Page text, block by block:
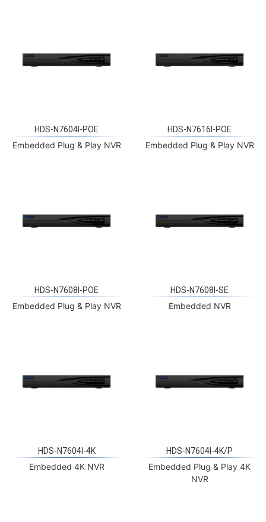
Embedded Plug & Play NVR Embedded Plug & Play NVR
Embedded Plug & Play NVR Embedded NVR
Embedded 4K NVR
Embedded Plug & Play 4K
NVR